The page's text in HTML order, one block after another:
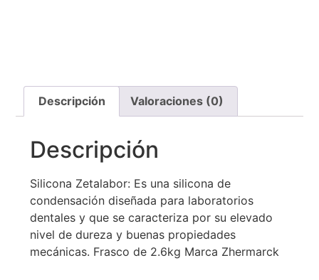
Descripción Valoraciones (0)
Descripción
Silicona Zetalabor: Es una silicona de
condensación diseñada para laboratorios
dentales y que se caracteriza por su elevado
nivel de dureza y buenas propiedades
mecánicas. Frasco de 2.6kg Marca Zhermarck